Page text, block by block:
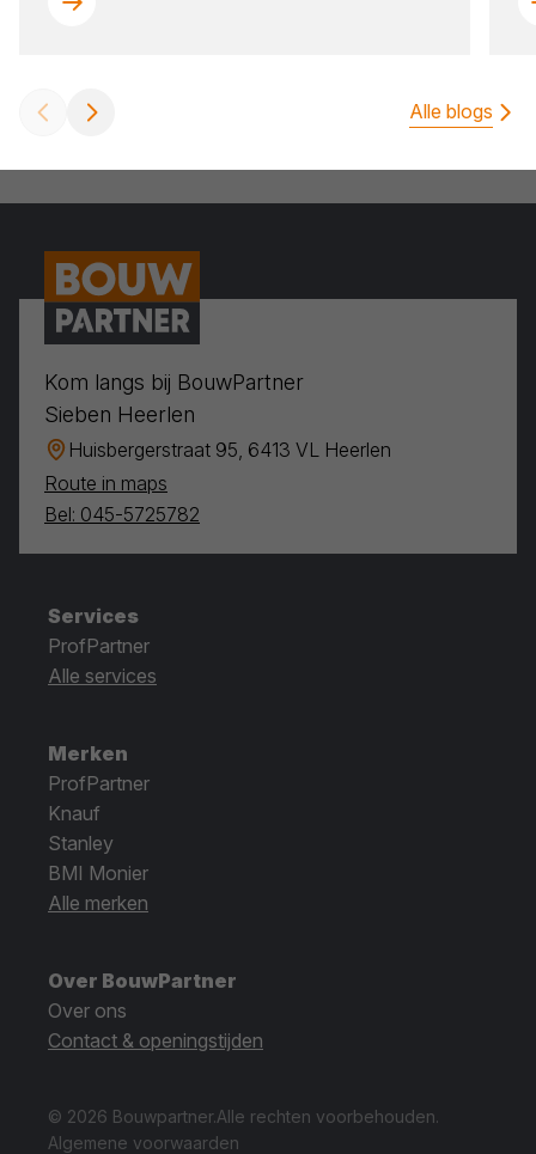
Alle blogs
Kom langs bij BouwPartner
Sieben Heerlen
Huisbergerstraat 95, 6413 VL Heerlen
Route in maps
Bel: 045-5725782
Services
ProfPartner
Alle services
Merken
ProfPartner
Knauf
Stanley
BMI Monier
Alle merken
Over BouwPartner
Over ons
Contact & openingstijden
© 2026 Bouwpartner.Alle rechten voorbehouden.
Algemene voorwaarden